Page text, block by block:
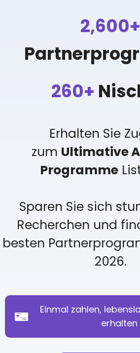
2,600+
260+
Erhalten Sie
zum Ultimative
Programme
Sparen Sie sich
Recherchen und
besten
2026.
Einmal zahlen,
erhalten